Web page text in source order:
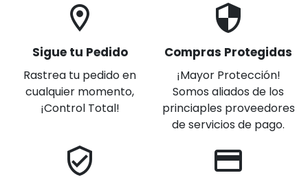
location_on
Sigue tu Pedido
Rastrea tu pedido en
cualquier momento,
¡Control Total!
security
Compras Protegidas
¡Mayor Protección!
Somos aliados de los
princiaples proveedores
de servicios de pago.
verified_user credit_card